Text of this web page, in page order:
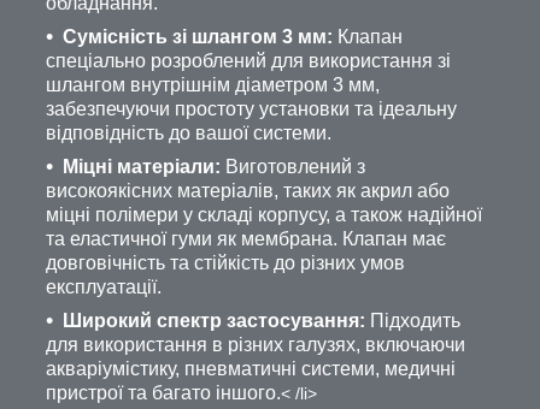
Сумісність зі шлангом 3 мм: Клапан
спеціально розроблений для використання зі
шлангом внутрішнім діаметром 3 мм,
забезпечуючи простоту установки та ідеальну
відповідність до вашої системи.
Міцні матеріали: Виготовлений з
високоякісних матеріалів, таких як акрил або
міцні полімери у складі корпусу, а також надійної
та еластичної гуми як мембрана. Клапан має
довговічність та стійкість до різних умов
експлуатації.
Широкий спектр застосування: Підходить
для використання в різних галузях, включаючи
акваріумістику, пневматичні системи, медичні
пристрої та багато іншого.< /li>